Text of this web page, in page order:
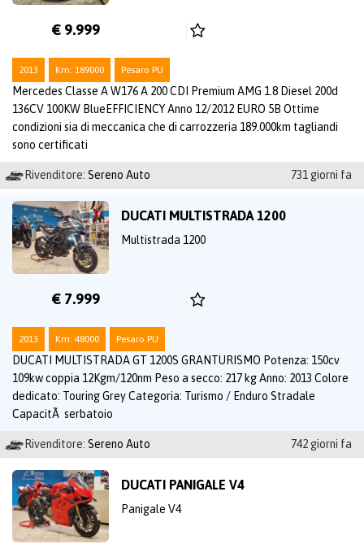
€ 9.999
2013 Km: 189000 Pesaro PU
Mercedes Classe A W176 A 200 CDI Premium AMG 1.8 Diesel 200d
136CV 100KW BlueEFFICIENCY Anno 12/2012 EURO 5B Ottime
condizioni sia di meccanica che di carrozzeria 189.000km tagliandi
sono certificati
Rivenditore: Sereno Auto 731 giorni fa
DUCATI MULTISTRADA 1200
Multistrada 1200
€ 7.999
2013 Km: 48000 Pesaro PU
DUCATI MULTISTRADA GT 1200S GRANTURISMO Potenza: 150cv
109kw coppia 12Kgm/120nm Peso a secco: 217 kg Anno: 2013 Colore
dedicato: Touring Grey Categoria: Turismo / Enduro Stradale
CapacitÃ serbatoio
Rivenditore: Sereno Auto 742 giorni fa
DUCATI PANIGALE V4
Panigale V4